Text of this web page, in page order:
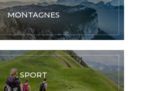
MONTAGNES
SPORT